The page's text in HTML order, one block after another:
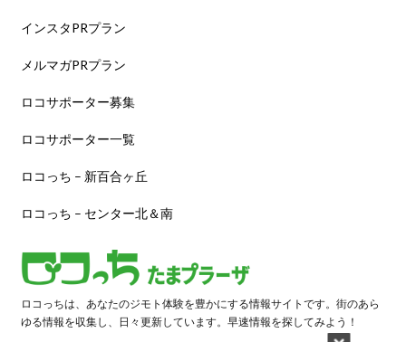
インスタPRプラン
メルマガPRプラン
ロコサポーター募集
ロコサポーター一覧
ロコっち – 新百合ヶ丘
ロコっち – センター北＆南
ロコっちは、あなたのジモト体験を豊かにする情報サイトです。街のあら
ゆる情報を収集し、日々更新しています。早速情報を探してみよう！